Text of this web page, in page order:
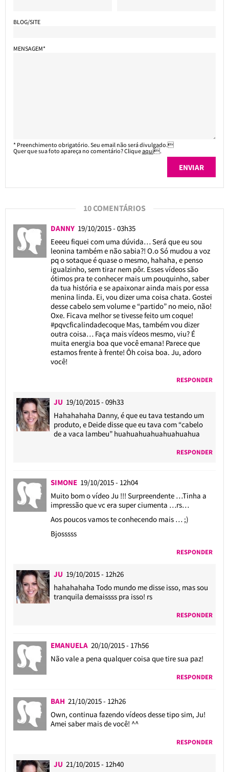
BLOG/SITE
MENSAGEM*
* Preenchimento obrigatório. Seu email não será divulgado.
Quer que sua foto apareça no comentário? Cliqueaqui.
10 COMENTÁRIOS
DANNY 19/10/2015 - 03h35
Eeeeu fiquei com uma dúvida… Será que eu sou
leonina também e não sabia?! O.o Só mudou a voz
pq o sotaque é quase o mesmo, hahaha, e penso
igualzinho, sem tirar nem pôr. Esses vídeos são
ótimos pra te conhecer mais um pouquinho, saber
da tua história e se apaixonar ainda mais por essa
menina linda. Ei, vou dizer uma coisa chata. Gostei
desse cabelo sem volume e “partido” no meio, não!
Oxe. Ficava melhor se tivesse feito um coque!
#pqvcficalindadecoque Mas, também vou dizer
outra coisa… Faça mais vídeos mesmo, viu? É
muita energia boa que você emana! Parece que
estamos frente à frente! Ôh coisa boa. Ju, adoro
você!
RESPONDER
JU 19/10/2015 - 09h33
Hahahahaha Danny, é que eu tava testando um
produto, e Deide disse que eu tava com “cabelo
de a vaca lambeu” huahuahuahuahuahuahua
RESPONDER
SIMONE 19/10/2015 - 12h04
Muito bom o vídeo Ju !!! Surpreendente …Tinha a
impressão que vc era super ciumenta …rs…
Aos poucos vamos te conhecendo mais … ;)
Bjosssss
RESPONDER
JU 19/10/2015 - 12h26
hahahahaha Todo mundo me disse isso, mas sou
tranquila demaissss pra isso! rs
RESPONDER
EMANUELA 20/10/2015 - 17h56
Não vale a pena qualquer coisa que tire sua paz!
RESPONDER
BAH 21/10/2015 - 12h26
Own, continua fazendo vídeos desse tipo sim, Ju!
Amei saber mais de você! ^^
RESPONDER
JU 21/10/2015 - 12h40